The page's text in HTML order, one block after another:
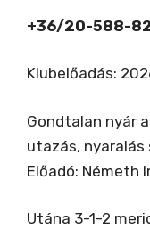
+36/20-588-
Klubelőadás:
Gondtalan nyár
utazás, nyaralás
Előadó: Németh
Utána 3-1-2